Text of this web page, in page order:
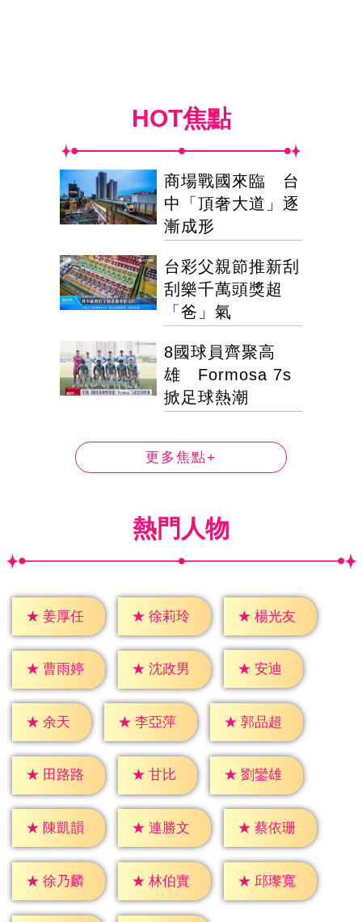
HOT焦點
商場戰國來臨 台
中「頂奢大道」逐
漸成形
台彩父親節推新刮
刮樂千萬頭獎超
「爸」氣
8國球員齊聚高
雄 Formosa 7s
掀足球熱潮
更多焦點+
熱門人物
★ 姜厚任 ★ 徐莉玲 ★ 楊光友
★ 曹雨婷 ★ 沈政男 ★ 安迪
★ 余天 ★ 李亞萍 ★ 郭品超
★ 田路路 ★ 甘比 ★ 劉鑾雄
★ 陳凱韻 ★ 連勝文 ★ 蔡依珊
★ 徐乃麟 ★ 林伯實 ★ 邱瓈寬